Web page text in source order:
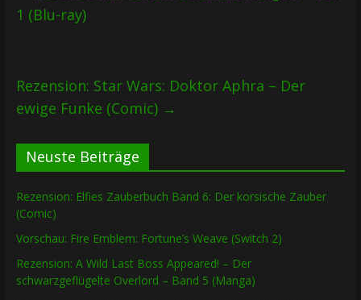
1 (Blu-ray)
Rezension: Star Wars: Doktor Aphra – Der
ewige Funke (Comic) →
Neuste Beiträge
Rezension: Elfies Zauberbuch Band 6: Der korsische Zauber
(Comic)
Vorschau: Fire Emblem: Fortune’s Weave (Switch 2)
Rezension: A Wild Last Boss Appeared! – Der
schwarzgeflügelte Overlord – Band 5 (Manga)